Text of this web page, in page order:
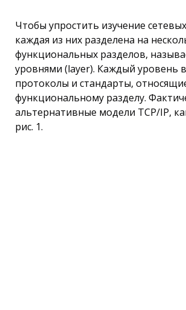
Чтобы упростить изучение
каждая из них разделена на
функциональных разделов,
уровнями (layer). Каждый уровень
протоколы и стандарты,
функциональному разделу.
альтернативные модели TCP/IP,
рис. 1.